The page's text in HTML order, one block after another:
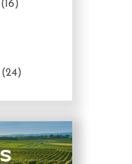
(16)
(24)